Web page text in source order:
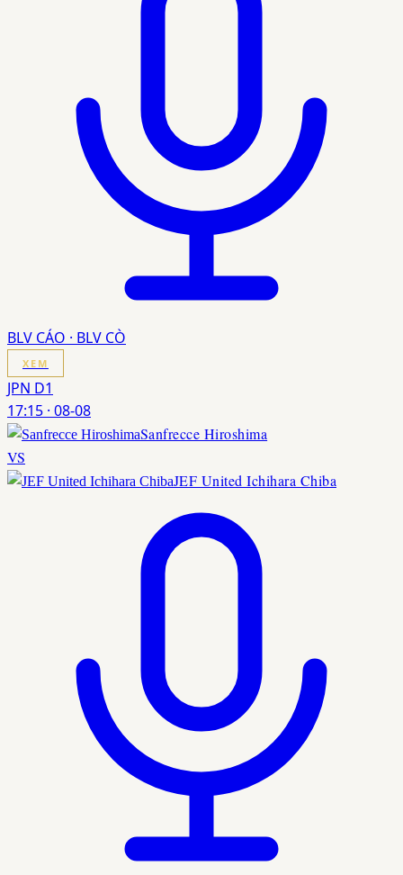
BLV CÁO · BLV CÒ
XEM
JPN D1
17:15 · 08-08
Sanfrecce Hiroshima
VS
JEF United Ichihara Chiba